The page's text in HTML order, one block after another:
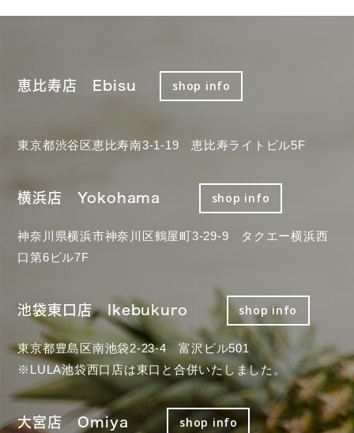
恵比寿店 Ebisu shop info
東京都渋谷区恵比寿南3-1-19 恵比寿ライトビル5F
横浜店 Yokohama shop info
神奈川県横浜市神奈川区鶴屋町3-29-9 タクエー横浜西
口第6ビル7F
池袋東口店 Ikebukuro shop info
東京都豊島区南池袋2-23-4 富沢ビル501
※LULA池袋西口店は東口と合併いたしました。
大宮店 Omiya shop info